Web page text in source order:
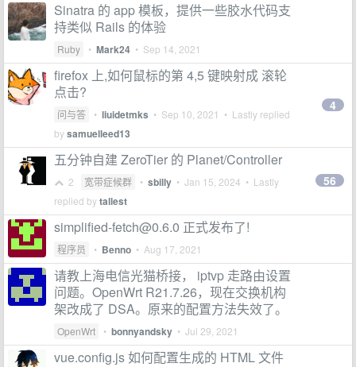
Sinatra 的 app 模板，提供一些胶水代码支
持类似 Rails 的体验
Ruby • Mark24 • Sep 14, 2021
firefox 上,如何鼠标的第 4,5 键映射成 滚轮
点击?
问与答 • liuidetmks • Sep 10, 2021 • Lastly replied
bysamuelleed13
4
五分钟自建 ZeroTier 的 Planet/Controller
2 宽带症候群 • sbilly • Jan 15, 2024 • Lastly
replied bytallest
56
simplified-fetch@0.6.0 正式发布了!
程序员 • Benno • Aug 17, 2021
请教上海电信光猫桥接， iptvp 走路由设置
问题。OpenWrt R21.7.26，现在交换机构
架改成了 DSA。原来的配置方法失效了。
OpenWrt • bonnyandsky • Jul 29, 2021
vue.config.js 如何配置生成的 HTML 文件